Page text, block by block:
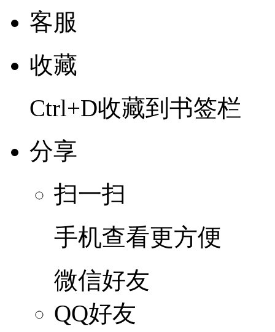
客服
收藏
Ctrl+D收藏到书签栏
分享
扫一扫
手机查看更方便
微信好友
QQ好友